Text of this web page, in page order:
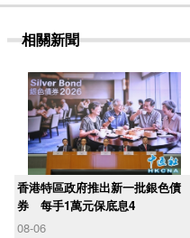
相關新聞
香港特區政府推出新一批銀色債
券 每手1萬元保底息4
08-06